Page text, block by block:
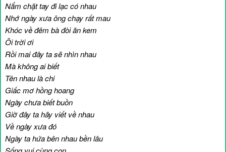
Nắm chặt tay đi lạc có nhau
Nhớ ngày xưa ông chạy rất mau
Khóc về đêm bà đòi ăn kem
Ôi trời ơi
Rồi mai đây ta sẽ nhìn nhau
Mà không ai biết
Tên nhau là chi
Giấc mơ hồng hoang
Ngày chưa biết buồn
Giờ đây ta hãy viết về nhau
Về ngày xưa đó
Ngày ta hứa bên nhau bền lâu